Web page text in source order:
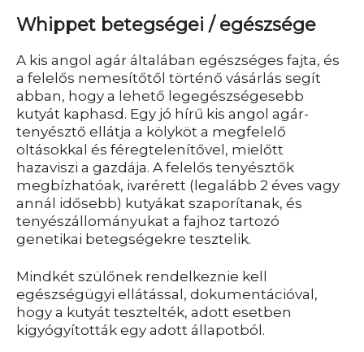
Whippet betegségei / egészsége
A kis angol agár általában egészséges fajta, és
a felelős nemesítőtől történő vásárlás segít
abban, hogy a lehető legegészségesebb
kutyát kaphasd. Egy jó hírű kis angol agár-
tenyésztő ellátja a kölyköt a megfelelő
oltásokkal és féregtelenítővel, mielőtt
hazaviszi a gazdája. A felelős tenyésztők
megbízhatóak, ivarérett (legalább 2 éves vagy
annál idősebb) kutyákat szaporítanak, és
tenyészállományukat a fajhoz tartozó
genetikai betegségekre tesztelik.
Mindkét szülőnek rendelkeznie kell
egészségügyi ellátással, dokumentációval,
hogy a kutyát tesztelték, adott esetben
kigyógyították egy adott állapotból.